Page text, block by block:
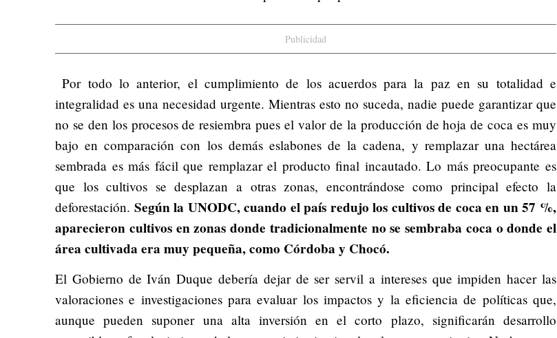
Publicidad
Por todo lo anterior, el cumplimiento de los acuerdos para la paz en su totalidad e
integralidad es una necesidad urgente. Mientras esto no suceda, nadie puede garantizar que
no se den los procesos de resiembra pues el valor de la producción de hoja de coca es muy
bajo en comparación con los demás eslabones de la cadena, y remplazar una hectárea
sembrada es más fácil que remplazar el producto final incautado. Lo más preocupante es
que los cultivos se desplazan a otras zonas, encontrándose como principal efecto la
deforestación. Según la UNODC, cuando el país redujo los cultivos de coca en un 57 %,
aparecieron cultivos en zonas donde tradicionalmente no se sembraba coca o donde el
área cultivada era muy pequeña, como Córdoba y Chocó.
El Gobierno de Iván Duque debería dejar de ser servil a intereses que impiden hacer las
valoraciones e investigaciones para evaluar los impactos y la eficiencia de políticas que,
aunque pueden suponer una alta inversión en el corto plazo, significarán desarrollo